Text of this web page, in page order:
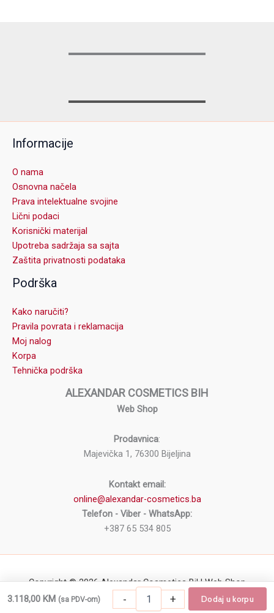
Informacije
O nama
Osnovna načela
Prava intelektualne svojine
Lični podaci
Korisnički materijal
Upotreba sadržaja sa sajta
Zaštita privatnosti podataka
Podrška
Kako naručiti?
Pravila povrata i reklamacija
Moj nalog
Korpa
Tehnička podrška
ALEXANDAR COSMETICS BIH
Web Shop
Prodavnica:
Majevička 1, 76300 Bijeljina
Kontakt email:
online@alexandar-cosmetics.ba
Telefon - Viber - WhatsApp:
+387 65 534 805
Copyright © 2026 Alexandar Cosmetics BiH Web Shop
3.118,00 KM (sa PDV-om) -
Frizerska berberska stolica WL-B195G
+ Dodaj u korpu
-
Frizerska
+ Dodaj u korpu